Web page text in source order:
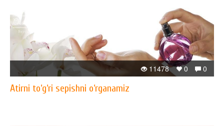
0
0
11478
Atirni to‘g‘ri sepishni o‘rganamiz